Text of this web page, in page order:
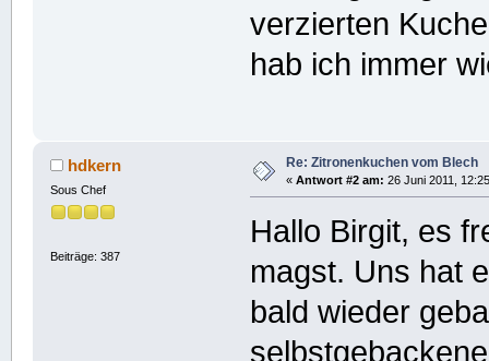
verzierten
hab ich immer
hdkern
Sous Chef
Beiträge: 387
Re: Zitronenkuchen vom Blech
« Antwort #2 am: 26 Juni 2011,
Hallo Birgit, es
magst. Uns hat
bald wieder